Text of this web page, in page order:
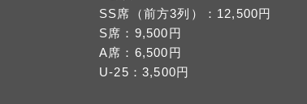
SS席（前方3列）：12,500円
S席：9,500円
A席：6,500円
U-25：3,500円